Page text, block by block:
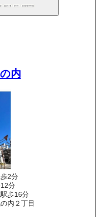
屋 保証人不要 都市ガス 家具家電付帯可能
内
2分
分
歩16分
内２丁目